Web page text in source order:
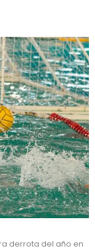
derrota del año en